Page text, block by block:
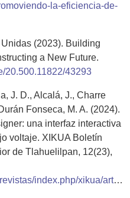
la-eficiencia-de-
(2023). Building
a New Future.
20.500.11822/43293
J. D., Alcalá, J., Charre
Fonseca, M. A. (2024).
una interfaz interactiva
voltaje. XIKUA Boletín
de Tlahuelilpan, 12(23),
xikua/article/view/11836/10853